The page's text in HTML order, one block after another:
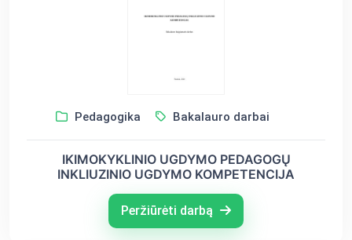
Pedagogika Bakalauro darbai
IKIMOKYKLINIO UGDYMO PEDAGOGŲ
INKLIUZINIO UGDYMO KOMPETENCIJA
Peržiūrėti darbą